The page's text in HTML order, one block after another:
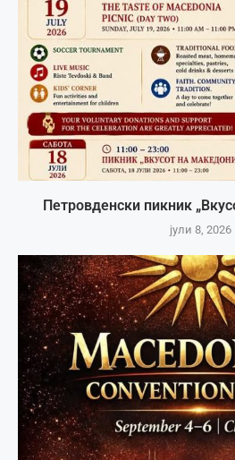
Петровденски пикник
јули 8, 2026